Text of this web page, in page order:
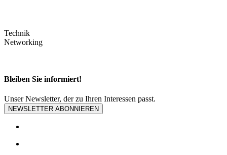
Technik
Networking
Bleiben Sie informiert!
Unser Newsletter, der zu Ihren Interessen passt.
NEWSLETTER ABONNIEREN